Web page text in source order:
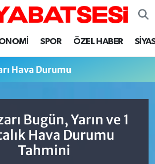
SPOR ÖZEL HABER
Hava Durumu
Bugün, Yarın ve 1
Hava Durumu
Tahmini
Eczaneler
Durumu
Yoğunluk Haritası
Puan Durumu ve Fikstür